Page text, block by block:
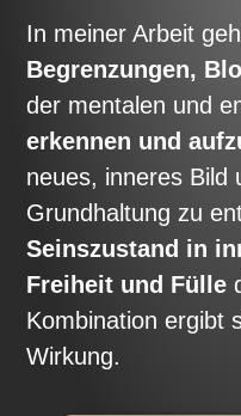
In meiner Arbeit
Begrenzungen,
der mentalen und
erkennen und
neues, inneres Bild
Grundhaltung zu
Seinszustand in
Freiheit und Fülle
Kombination ergibt
Wirkung.